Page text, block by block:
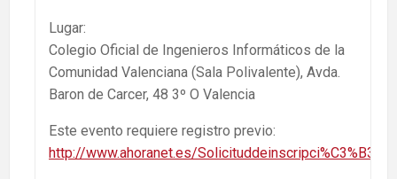
Lugar:
Colegio Oficial de Ingenieros Informáticos de la
Comunidad Valenciana (Sala Polivalente), Avda.
Baron de Carcer, 48 3º O Valencia
Este evento requiere registro previo:
http://www.ahoranet.es/